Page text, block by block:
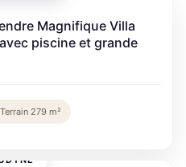
Magnifique Villa
piscine et grande
Terrain 279 m²